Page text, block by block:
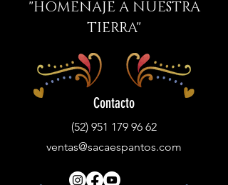
"HOMENAJE A NUESTRA
TIERRA"
Contacto
(52) 951 179 96 62
ventas@sacaespantos.com